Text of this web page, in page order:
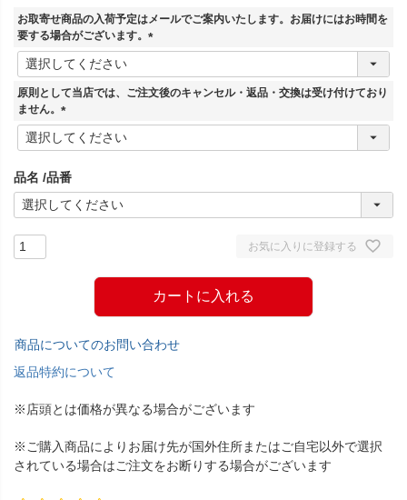
お取寄せ商品の入荷予定はメールでご案内いたします。お届けにはお時間を
要する場合がございます。
(
須
原則として当店では、ご注文後のキャンセル・返品・交換は受け付けており
ません。
(
必
)
品名 品番
お気に入りに登録する
カートに入れる
商品についてのお問い合わせ
返品特約について
※店頭とは価格が異なる場合がございます
※ご購入商品によりお届け先が国外住所またはご自宅以外で選択
されている場合はご注文をお断りする場合がございます